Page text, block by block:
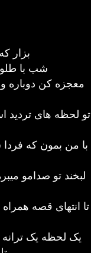
بزار
شب با
معجزه کن دوباره
تو لحظه های تردید
با من بمون که
لبخند تو صدامو
تا انتهای قصه
یک لحظه یک